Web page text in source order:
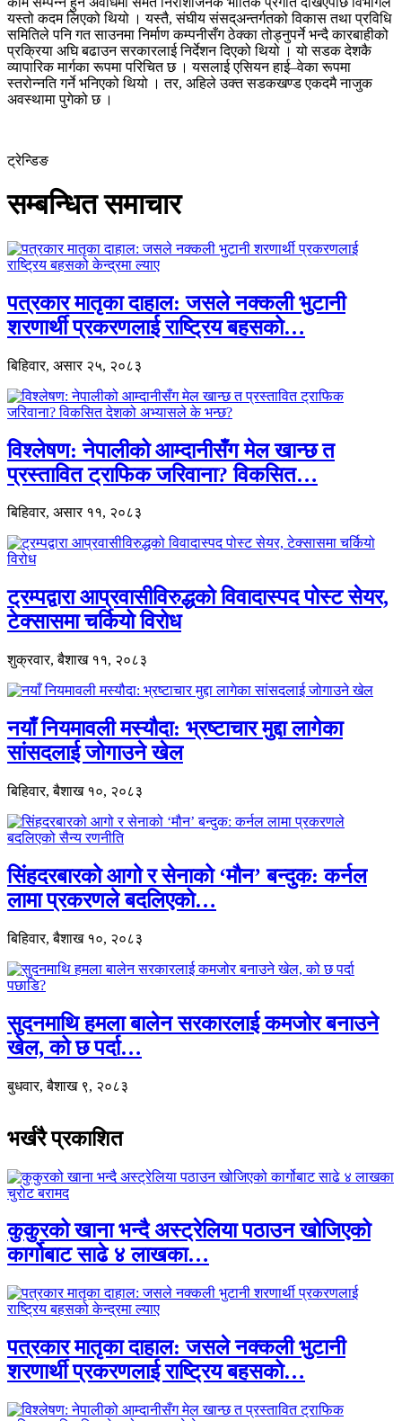
यस्तो कदम लिएको थियो । यस्तै, संघीय संसद्अन्तर्गतको विकास तथा प्रविधि
समितिले पनि गत साउनमा निर्माण कम्पनीसँग ठेक्का तोड्नुपर्ने भन्दै कारबाहीको
प्रक्रिया अघि बढाउन सरकारलाई निर्देशन दिएको थियो । यो सडक देशकै
व्यापारिक मार्गका रूपमा परिचित छ । यसलाई एसियन हाई–वेका रूपमा
स्तरोन्नति गर्ने भनिएको थियो । तर, अहिले उक्त सडकखण्ड एकदमै नाजुक
अवस्थामा पुगेको छ ।
ट्रेन्डिङ
सम्बन्धित समाचार
पत्रकार मातृका दाहाल: जसले नक्कली भुटानी
शरणार्थी प्रकरणलाई राष्ट्रिय बहसको…
बिहिवार, असार २५, २०८३
विश्लेषण: नेपालीको आम्दानीसँग मेल खान्छ त
प्रस्तावित ट्राफिक जरिवाना? विकसित…
बिहिवार, असार ११, २०८३
ट्रम्पद्वारा आप्रवासीविरुद्धको विवादास्पद पोस्ट सेयर,
टेक्सासमा चर्कियो विरोध
शुक्रवार, बैशाख ११, २०८३
नयाँ नियमावली मस्यौदा: भ्रष्टाचार मुद्दा लागेका
सांसदलाई जोगाउने खेल
बिहिवार, बैशाख १०, २०८३
सिंहदरबारको आगो र सेनाको ‘मौन’ बन्दुक: कर्नल
लामा प्रकरणले बदलिएको…
बिहिवार, बैशाख १०, २०८३
सुदनमाथि हमला बालेन सरकारलाई कमजोर बनाउने
खेल, को छ पर्दा…
बुधवार, बैशाख ९, २०८३
भर्खरै प्रकाशित
कुकुरको खाना भन्दै अस्ट्रेलिया पठाउन खोजिएको
कार्गोबाट साढे ४ लाखका…
पत्रकार मातृका दाहाल: जसले नक्कली भुटानी
शरणार्थी प्रकरणलाई राष्ट्रिय बहसको…